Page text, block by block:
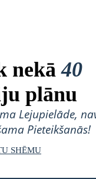
nekā40
plānu
Lejupielāde,
Pieteikšanās!
SHĒMU